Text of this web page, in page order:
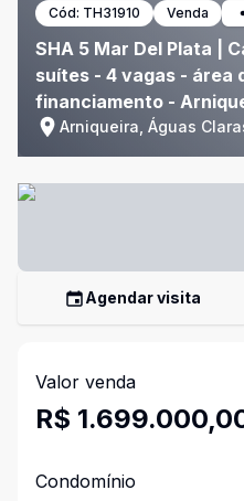
Cód: TH31910 Venda
SHA 5 Mar Del Plata |
suítes - 4 vagas - área
financiamento -
Arniqueira, Águas
Agendar visita
Valor venda
R$
Condomínio